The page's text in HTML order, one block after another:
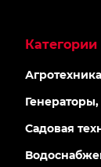
-5% ОНЛАЙН